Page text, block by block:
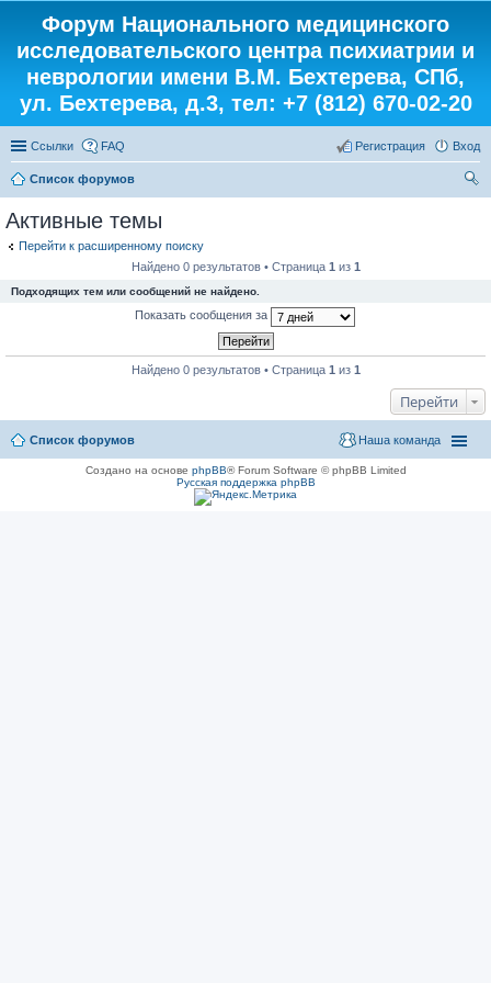
Форум Национального медицинского
исследовательского центра психиатрии и
неврологии имени В.М. Бехтерева, СПб,
ул. Бехтерева, д.3, тел: +7 (812) 670-02-20
Ссылки FAQ Вход
Регистрация
Список форумов
Активные темы
Перейти к расширенному поиску
Найдено 0 результатов • Страница 1 из 1
Подходящих тем или сообщений не найдено.
Показать сообщения за
Найдено 0 результатов • Страница 1 из 1
Перейти
Список форумов Наша команда
Создано на основе phpBB® Forum Software © phpBB Limited
Русская поддержка phpBB